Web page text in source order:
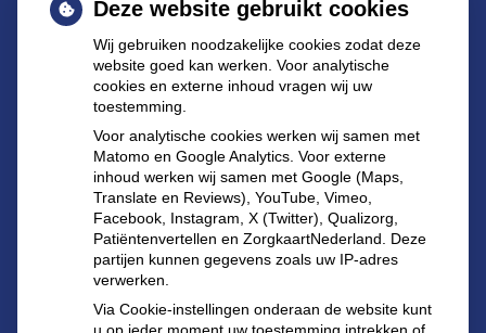
Tel: 030 695 57 22
declomp@apothekenzeist.nl
Buiten de openingstijden kunt u terecht bij de
dienstapotheek te Utrecht:
Burgemeester Fockema Andrealaan 60 3532 KT
030-2144583(let op alleen voor spoed).
Deze website gebruikt cookies
Wij gebruiken noodzakelijke cookies zodat deze
website goed kan werken. Voor analytische
cookies en externe inhoud vragen wij uw
toestemming.
Voor analytische cookies werken wij samen met
Matomo en Google Analytics. Voor externe
inhoud werken wij samen met Google (Maps,
Translate en Reviews), YouTube, Vimeo,
Facebook, Instagram, X (Twitter), Qualizorg,
Patiëntenvertellen en ZorgkaartNederland. Deze
partijen kunnen gegevens zoals uw IP-adres
verwerken.
Via Cookie-instellingen onderaan de website kunt